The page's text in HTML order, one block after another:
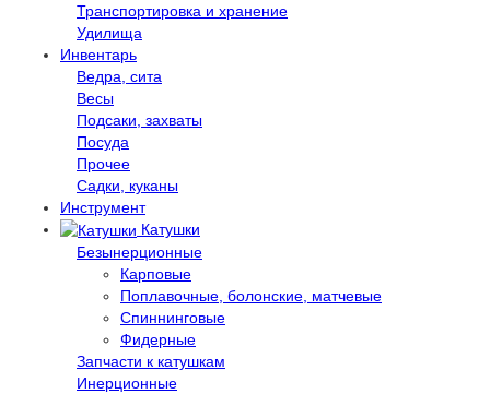
Транспортировка и хранение
Удилища
Инвентарь
Ведра, сита
Весы
Подсаки, захваты
Посуда
Прочее
Садки, куканы
Инструмент
Катушки
Безынерционные
Карповые
Поплавочные, болонские, матчевые
Спиннинговые
Фидерные
Запчасти к катушкам
Инерционные